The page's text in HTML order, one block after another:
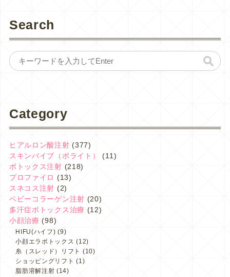
Search
Category
ヒアルロン酸注射 (377)
スキンバイブ（ボライト）
(11)
ボトックス注射 (218)
プロファイロ (13)
スネコス注射 (2)
ベビーコラーゲン注射 (20)
多汗症ボトックス治療 (12)
小顔治療 (98)
HIFU(ハイフ) (9)
小顔エラボトックス (12)
糸（スレッド）リフト (10)
ショッピングリフト (1)
脂肪溶解注射 (14)